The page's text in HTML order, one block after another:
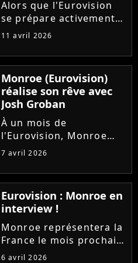
chaîne et sera...
Alors que l'Eurovision
se prépare activement
en coulisses, et que la
des favoris, l'Eurovision
Junior 2026 aussi se
dessine. Et Israël, dont
la participation fait...
11 avril 2026
Monroe (Eurovision)
réalise son rêve avec
Josh Groban
À un mois de
l'Eurovision, Monroe
concrétise déjà un rêve
représentante de la
France est grimpée sur
scène pour rejoindre
son idole Josh Groban
lors de son concert au...
7 avril 2026
Eurovision : Monroe en
interview !
Monroe représentera la
France le mois prochain
à l'Eurovision avec sa
6 avril 2026